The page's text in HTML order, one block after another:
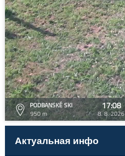
PODBANSKÉ SKI
950 m
17:08
8. 8. 2026
Актуальная инфо